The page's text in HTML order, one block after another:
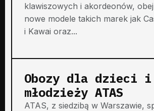
klawiszowych i akordeonów,
nowe modele takich marek jak
i Kawai oraz...
Obozy dla dzieci i
młodzieży ATAS
ATAS, z siedzibą w Warszawie,